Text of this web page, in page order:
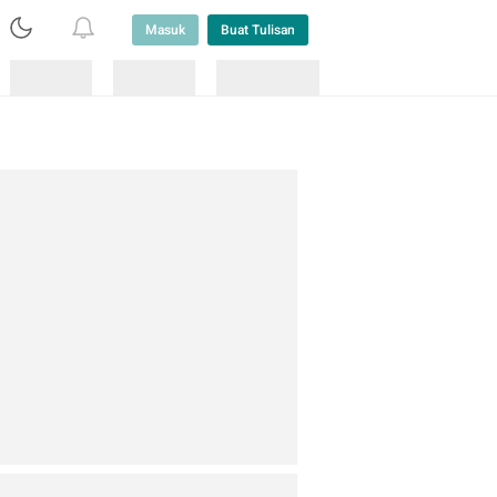
Masuk Buat Tulisan